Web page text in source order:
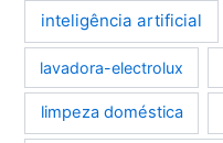
inteligência artificial
lavadora-electrolux
limpeza doméstica